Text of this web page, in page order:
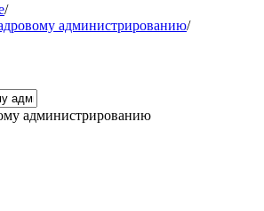
/
администрированию/
администрированию